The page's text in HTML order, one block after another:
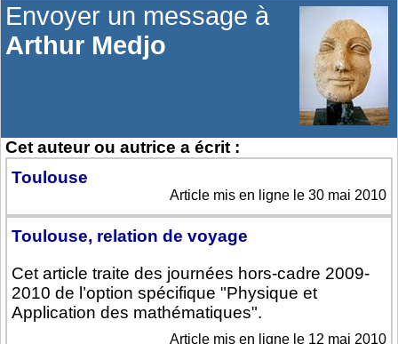
Envoyer un message à
Arthur Medjo
Cet auteur ou autrice a écrit :
Toulouse
Article mis en ligne le 30 mai 2010
Toulouse, relation de voyage
Cet article traite des journées hors-cadre 2009-
2010 de l’option spécifique "Physique et
Application des mathématiques".
Article mis en ligne le 12 mai 2010